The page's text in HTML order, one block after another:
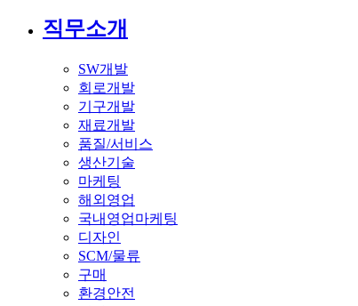
직무소개
SW개발
회로개발
기구개발
재료개발
품질/서비스
생산기술
마케팅
해외영업
국내영업마케팅
디자인
SCM/물류
구매
환경안전